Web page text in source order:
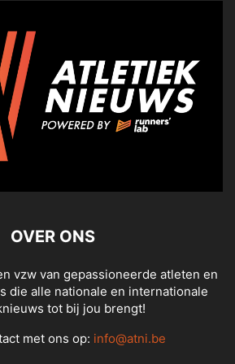
OVER ONS
vzw van gepassioneerde atleten en
die alle nationale en internationale
tot bij jou brengt!
met ons op: info@atni.be